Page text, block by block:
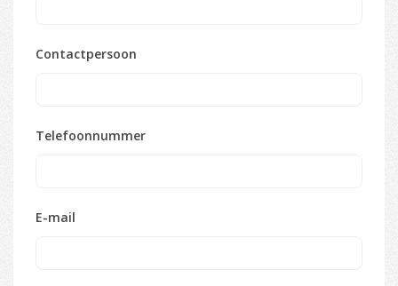
Contactpersoon
Telefoonnummer
E-mail